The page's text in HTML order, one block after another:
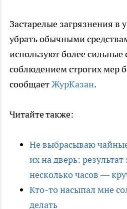
Застарелые загрязнения в
убрать обычными
используют более сильные
соблюдением строгих мер
сообщаетЖурКазан.
Читайте также:
Не выбрасываю
их на дверь:
несколько часов —
Кто-то насыпал мне
делать